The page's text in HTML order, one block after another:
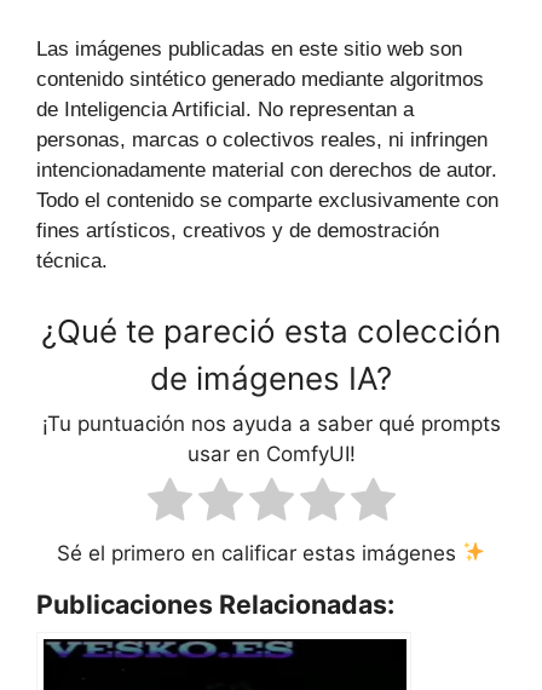
Las imágenes publicadas en este sitio web son
contenido sintético generado mediante algoritmos
de Inteligencia Artificial. No representan a
personas, marcas o colectivos reales, ni infringen
intencionadamente material con derechos de autor.
Todo el contenido se comparte exclusivamente con
fines artísticos, creativos y de demostración
técnica.
¿Qué te pareció esta colección
de imágenes IA?
¡Tu puntuación nos ayuda a saber qué prompts
usar en ComfyUI!
Sé el primero en calificar estas imágenes
Publicaciones Relacionadas: